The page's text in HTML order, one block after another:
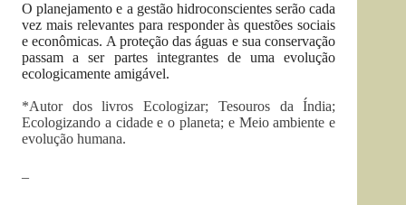
O planejamento e a gestão hidroconscientes serão cada
vez mais relevantes para responder às questões sociais
e econômicas. A proteção das águas e sua conservação
passam a ser partes integrantes de uma evolução
ecologicamente amigável.
*Autor dos livros Ecologizar; Tesouros da Índia;
Ecologizando a cidade e o planeta; e Meio ambiente e
evolução humana.
–